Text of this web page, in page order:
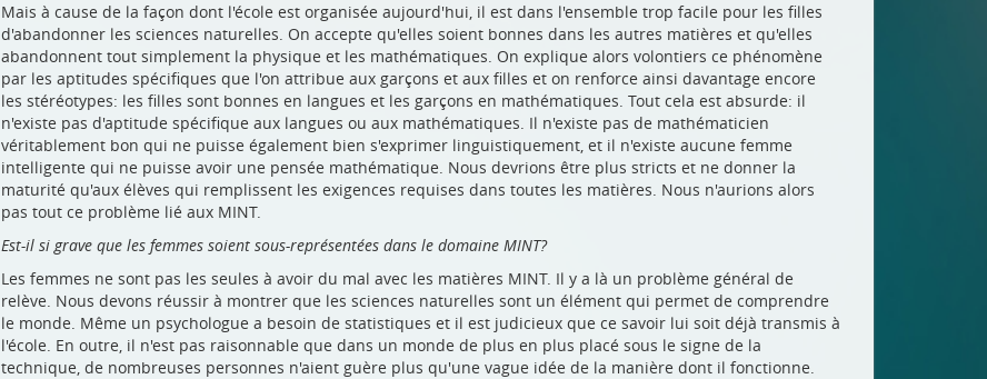
Mais à cause de la façon dont l'école est organisée aujourd'hui, il est dans l'ensemble trop facile pour les filles
d'abandonner les sciences naturelles. On accepte qu'elles soient bonnes dans les autres matières et qu'elles
abandonnent tout simplement la physique et les mathématiques. On explique alors volontiers ce phénomène
par les aptitudes spécifiques que l'on attribue aux garçons et aux filles et on renforce ainsi davantage encore
les stéréotypes: les filles sont bonnes en langues et les garçons en mathématiques. Tout cela est absurde: il
n'existe pas d'aptitude spécifique aux langues ou aux mathématiques. Il n'existe pas de mathématicien
véritablement bon qui ne puisse également bien s'exprimer linguistiquement, et il n'existe aucune femme
intelligente qui ne puisse avoir une pensée mathématique. Nous devrions être plus stricts et ne donner la
maturité qu'aux élèves qui remplissent les exigences requises dans toutes les matières. Nous n'aurions alors
pas tout ce problème lié aux MINT.
Est-il si grave que les femmes soient sous-représentées dans le domaine MINT?
Les femmes ne sont pas les seules à avoir du mal avec les matières MINT. Il y a là un problème général de
relève. Nous devons réussir à montrer que les sciences naturelles sont un élément qui permet de comprendre
le monde. Même un psychologue a besoin de statistiques et il est judicieux que ce savoir lui soit déjà transmis à
l'école. En outre, il n'est pas raisonnable que dans un monde de plus en plus placé sous le signe de la
technique, de nombreuses personnes n'aient guère plus qu'une vague idée de la manière dont il fonctionne.